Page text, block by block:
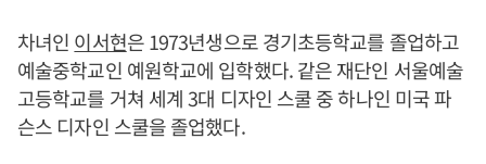
차녀인 이서현은 1973년생으로 경기초등학교를 졸업하고
예술중학교인 예원학교에 입학했다. 같은 재단인 서울예술
고등학교를 거쳐 세계 3대 디자인 스쿨 중 하나인 미국 파
슨스 디자인 스쿨을 졸업했다.